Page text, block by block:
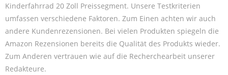
Kinderfahrrad 20 Zoll Preissegment. Unsere Testkriterien
umfassen verschiedene Faktoren. Zum Einen achten wir auch
andere Kundenrezensionen. Bei vielen Produkten spiegeln die
Amazon Rezensionen bereits die Qualität des Produkts wieder.
Zum Anderen vertrauen wie auf die Recherchearbeit unserer
Redakteure.